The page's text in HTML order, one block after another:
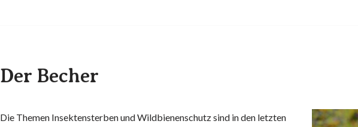
Der Becher
Die Themen Insektensterben und Wildbienenschutz sind in den letzten